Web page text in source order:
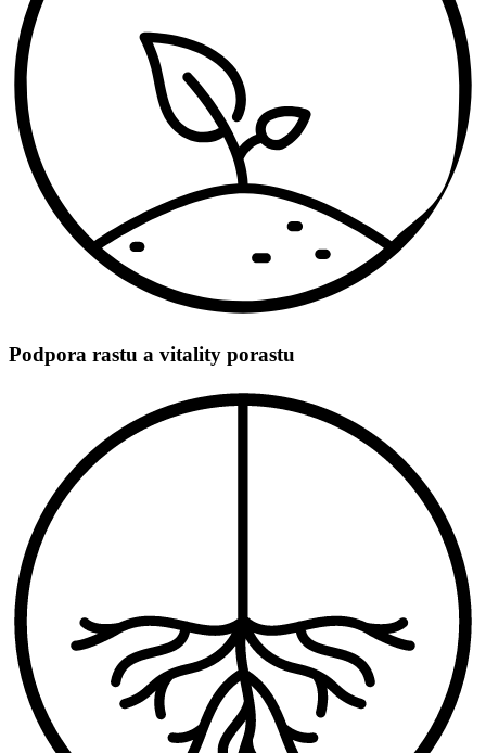
Podpora rastu a vitality porastu